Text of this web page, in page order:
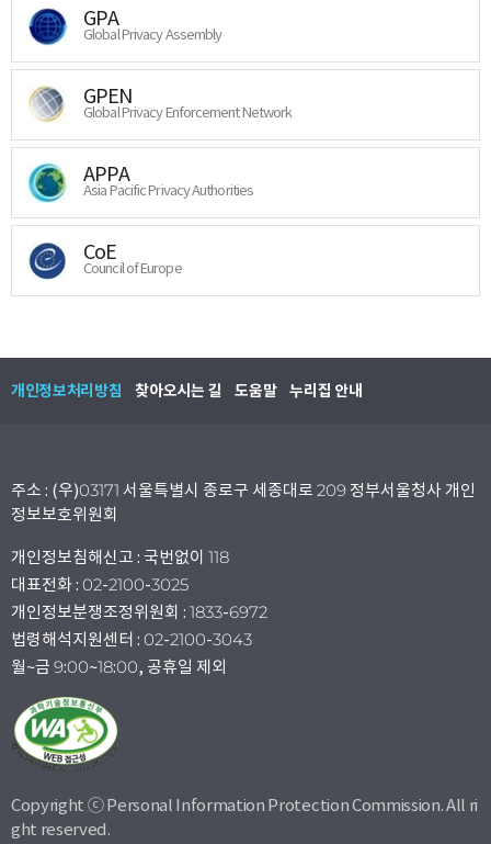
GPA
Global Privacy Assembly
GPEN
Global Privacy Enforcement Network
APPA
Asia Pacific Privacy Authorities
CoE
Council of Europe
개인정보처리방침 찾아오시는 길 도움말 누리집 안내
주소 : (우)03171 서울특별시 종로구 세종대로 209 정부서울청사 개인
정보보호위원회
개인정보침해신고 : 국번없이 118
대표전화 : 02-2100-3025
개인정보분쟁조정위원회 : 1833-6972
법령해석지원센터 : 02-2100-3043
월~금 9:00~18:00, 공휴일 제외
Copyright ⓒ Personal Information Protection Commission. All ri
ght reserved.